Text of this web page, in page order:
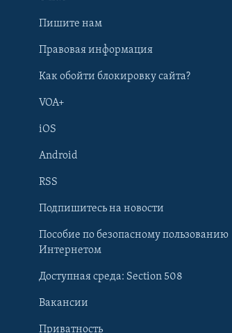
Learning English
Пишите нам
Правовая информация
Как обойти блокировку сайта?
VOA+
iOS
Android
RSS
Подпишитесь на новости
Пособие по безопасному пользованию
Интернетом
Доступная среда: Section 508
Вакансии
Приватность